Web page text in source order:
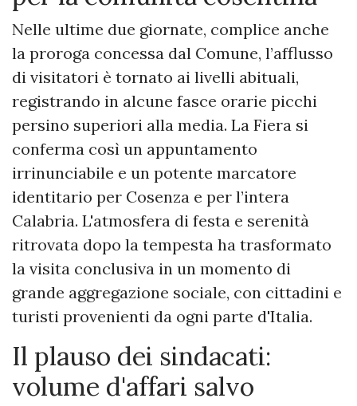
Nelle ultime due giornate, complice anche
la proroga concessa dal Comune, l’afflusso
di visitatori è tornato ai livelli abituali,
registrando in alcune fasce orarie picchi
persino superiori alla media. La Fiera si
conferma così un appuntamento
irrinunciabile e un potente marcatore
identitario per Cosenza e per l’intera
Calabria. L'atmosfera di festa e serenità
ritrovata dopo la tempesta ha trasformato
la visita conclusiva in un momento di
grande aggregazione sociale, con cittadini e
turisti provenienti da ogni parte d'Italia.
Il plauso dei sindacati:
volume d'affari salvo